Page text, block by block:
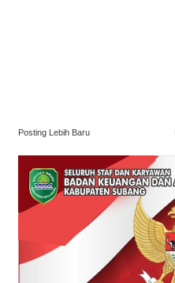
Posting Lebih Baru